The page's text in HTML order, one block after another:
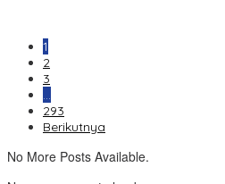
1
2
3
…
293
Berikutnya
No More Posts Available.